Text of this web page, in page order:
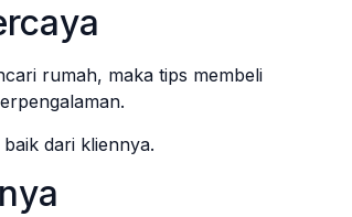
rumah, maka tips membeli
dari kliennya.